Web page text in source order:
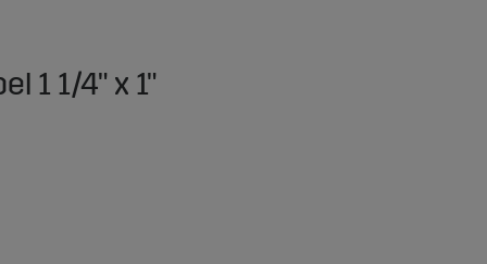
1 1/4" x 1"